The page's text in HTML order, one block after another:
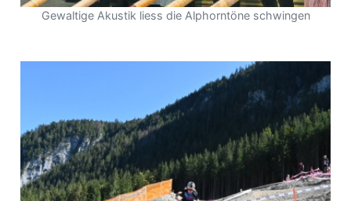
Gewaltige Akustik liess die Alphorntöne schwingen